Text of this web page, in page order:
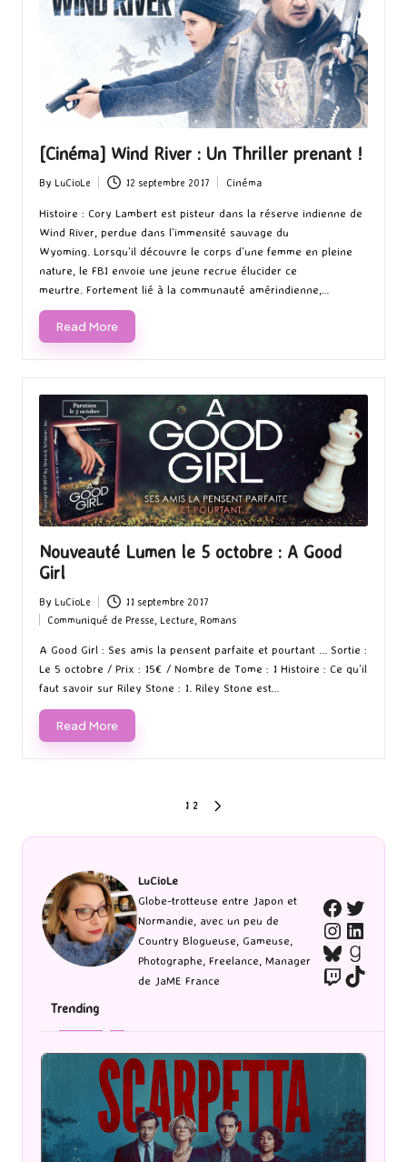
[Cinéma] Wind River : Un Thriller prenant !
Posted
by
By LuCioLe 12 septembre 2017
Posted
in
Cinéma
Histoire : Cory Lambert est pisteur dans la réserve indienne de
Wind River, perdue dans l’immensité sauvage du
Wyoming. Lorsqu’il découvre le corps d’une femme en pleine
nature, le FBI envoie une jeune recrue élucider ce
meurtre. Fortement lié à la communauté amérindienne,…
Read More
Nouveauté Lumen le 5 octobre : A Good
Girl
Posted
by
By LuCioLe 11 septembre 2017
Posted
in
Communiqué de Presse Lecture Romans
A Good Girl : Ses amis la pensent parfaite et pourtant ... Sortie :
Le 5 octobre / Prix : 15€ / Nombre de Tome : 1 Histoire : Ce qu’il
faut savoir sur Riley Stone : 1. Riley Stone est…
Read More
des
publications
1 2
LuCioLe
Globe-trotteuse entre Japon et
Normandie, avec un peu de
Country Blogueuse, Gameuse,
Photographe, Freelance, Manager
de JaME France
Bluesky
TwitchTikTok
Trending